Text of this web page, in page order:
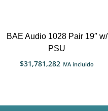
BAE Audio 1028 Pair 19″ w/
PSU
$31,781,282 IVA incluido